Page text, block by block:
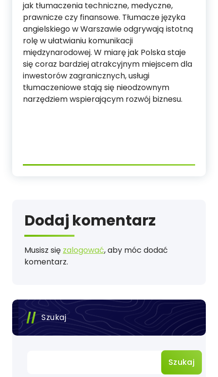
jak tłumaczenia techniczne, medyczne,
prawnicze czy finansowe. Tłumacze języka
angielskiego w Warszawie odgrywają istotną
rolę w ułatwianiu komunikacji
międzynarodowej. W miarę jak Polska staje
się coraz bardziej atrakcyjnym miejscem dla
inwestorów zagranicznych, usługi
tłumaczeniowe stają się nieodzownym
narzędziem wspierającym rozwój biznesu.
Dodaj komentarz
Musisz się zalogować, aby móc dodać
komentarz.
Szukaj
Szukaj